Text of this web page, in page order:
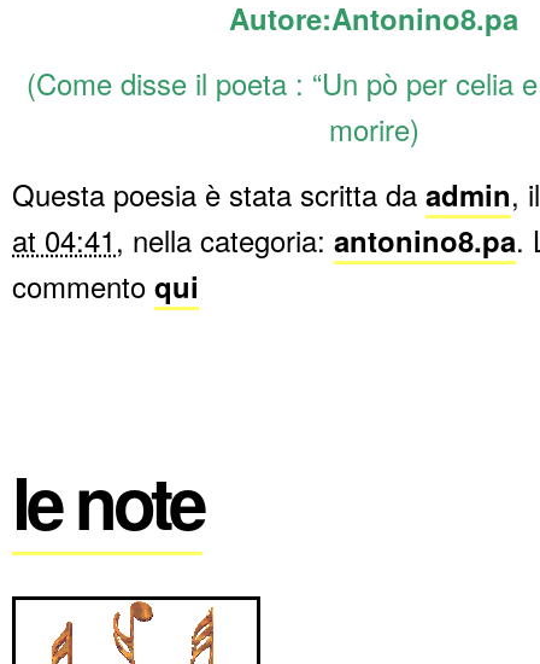
Autore:Antonino8.pa
(Come disse il poeta : “Un pò per celia
morire)
Questa poesia è stata scritta da admin,
at 04:41, nella categoria: antonino8.pa.
commento qui
le note